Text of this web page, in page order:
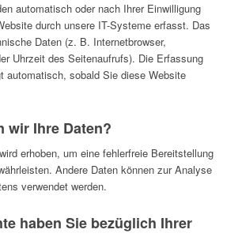
automatisch oder nach Ihrer Einwilligung
durch unsere IT-Systeme erfasst. Das
Daten (z. B. Internetbrowser,
Uhrzeit des Seitenaufrufs). Die Erfassung
automatisch, sobald Sie diese Website
wir Ihre Daten?
erhoben, um eine fehlerfreie Bereitstellung
Andere Daten können zur Analyse
verwendet werden.
haben Sie bezüglich Ihrer